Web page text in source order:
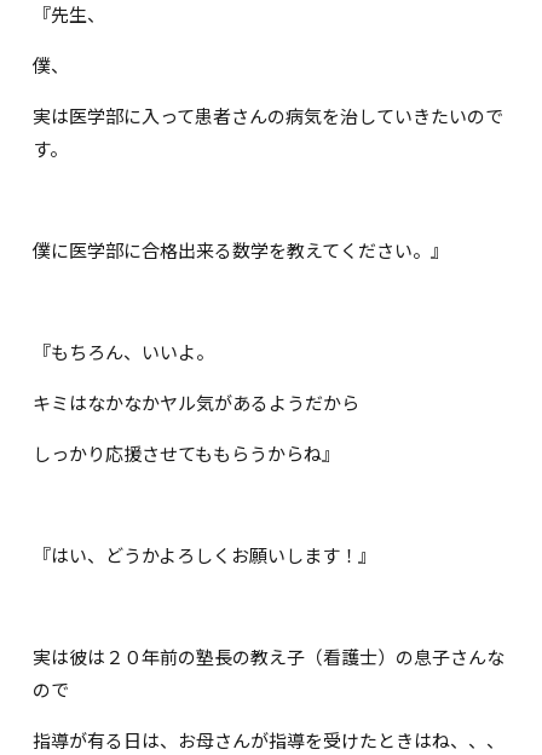
『先生、
僕、
実は医学部に入って患者さんの病気を治していきたいので
す。
僕に医学部に合格出来る数学を教えてください。』
『もちろん、いいよ。
キミはなかなかヤル気があるようだから
しっかり応援させてももらうからね』
『はい、どうかよろしくお願いします！』
実は彼は２０年前の塾長の教え子（看護士）の息子さんな
ので
指導が有る日は、お母さんが指導を受けたときはね、、、